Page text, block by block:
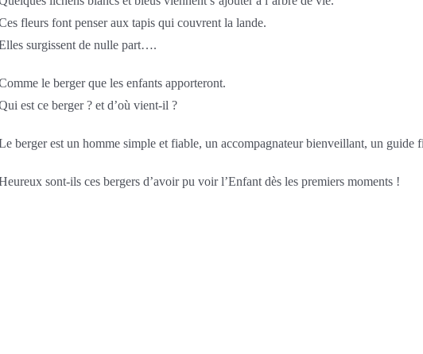
fleurs font penser aux tapis qui couvrent la lande.
surgissent de nulle part….
le berger que les enfants apporteront.
est ce berger ? et d’où vient-il ?
berger est un homme simple et fiable, un accompagnateur bienveillant, un
sont-ils ces bergers d’avoir pu voir l’Enfant dès les premiers moments !